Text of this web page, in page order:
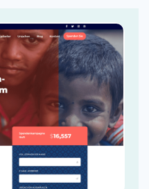
PageFoxx
MedFoxx
LawFoxx